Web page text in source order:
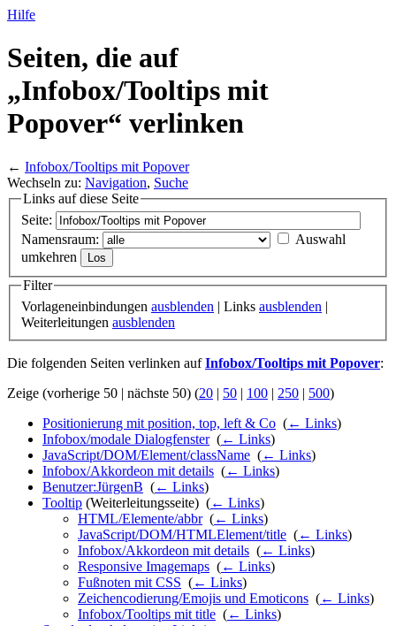
Hilfe
Seiten, die auf
„Infobox/Tooltips mit
Popover“ verlinken
← Infobox/Tooltips mit Popover
Wechseln zu: Navigation, Suche
Links auf diese Seite
Seite:
Namensraum:
Auswahl
umkehren
Filter
Vorlageneinbindungen ausblenden | Links ausblenden |
Weiterleitungen ausblenden
Die folgenden Seiten verlinken aufInfobox/Tooltips mit Popover:
Zeige (vorherige 50 | nächste 50) (20 | 50 | 100 | 250 | 500)
Positionierung mit position, top, left & Co (← Links)
Infobox/modale Dialogfenster‎ (← Links)
JavaScript/DOM/Element/className (← Links)
Infobox/Akkordeon mit details (← Links)
Benutzer:JürgenB (← Links)
Tooltip (Weiterleitungsseite) ‎ (← Links)
HTML/Elemente/abbr‎ (← Links)
JavaScript/DOM/HTMLElement/title (← Links)
Infobox/Akkordeon mit details (← Links)
Responsive Imagemaps (← Links)
Fußnoten mit CSS (← Links)
Zeichencodierung/Emojis und Emoticons (← Links)
Infobox/Tooltips mit title (← Links)